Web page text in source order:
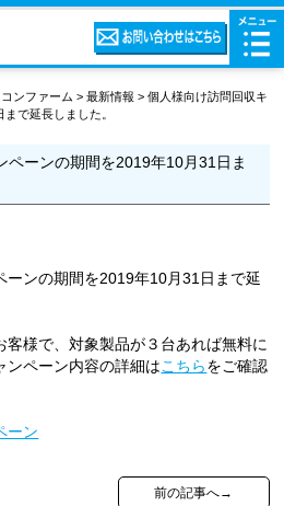
コンファーム>最新情報 >個人様向け訪問回収キ
で延長しました。
ペーンの期間を2019年10月31日ま
ーンの期間を2019年10月31日まで延
客様で、対象製品が３台あれば無料に
ンペーン内容の詳細はこちら をご確認
ーン
前の記事へ→